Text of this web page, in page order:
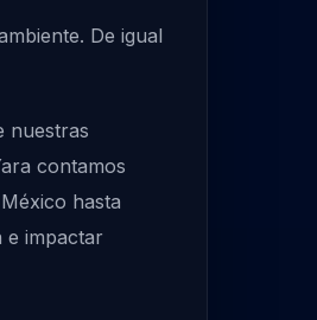
De igual
nuestras
contamos
hasta
e impactar